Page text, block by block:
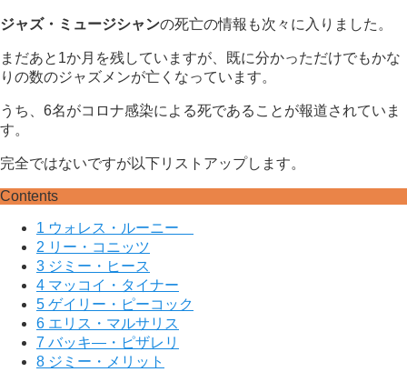
ジャズ・ミュージシャンの死亡の情報も次々に入りました。
まだあと1か月を残していますが、既に分かっただけでもかな
りの数のジャズメンが亡くなっています。
うち、6名がコロナ感染による死であることが報道されていま
す。
完全ではないですが以下リストアップします。
Contents
1 ウォレス・ルーニー
2 リー・コニッツ
3 ジミー・ヒース
4 マッコイ・タイナー
5 ゲイリー・ピーコック
6 エリス・マルサリス
7 バッキ―・ピザレリ
8 ジミー・メリット